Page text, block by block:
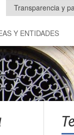
Transparencia y
Y ENTIDADES